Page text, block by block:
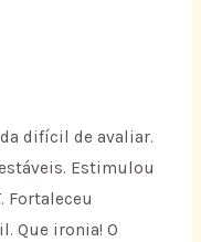
difícil de avaliar.
Estimulou
Fortaleceu
Que ironia! O